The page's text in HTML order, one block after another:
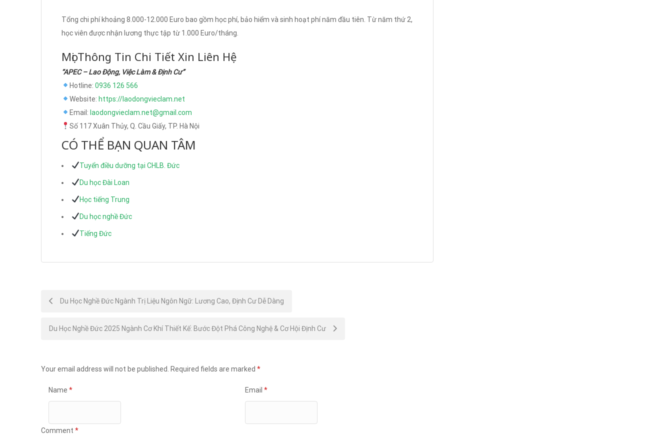
Tổng chi phí khoảng 8.000-12.000 Euro bao gồm học phí, bảo hiểm và sinh hoạt phí năm đầu tiên. Từ năm thứ 2,
học viên được nhận lương thực tập từ 1.000 Euro/tháng.
Mọi Thông Tin Chi Tiết Xin Liên Hệ
“APEC – Lao Động, Việc Làm & Định Cư”
Hotline: 0936 126 566
Website: https://laodongvieclam.net
Email: laodongvieclam.net@gmail.com
Số 117 Xuân Thủy, Q. Cầu Giấy, TP. Hà Nội
CÓ THỂ BẠN QUAN TÂM
Tuyển điều dưỡng tại CHLB. Đức
Du học Đài Loan
Học tiếng Trung
Du học nghề Đức
Tiếng Đức
Post
navigation
Du Học Nghề Đức Ngành Trị Liệu Ngôn Ngữ: Lương Cao, Định Cư Dễ Dàng
Du Học Nghề Đức 2025 Ngành Cơ Khí Thiết Kế: Bước Đột Phá Công Nghệ & Cơ Hội Định Cư
Your email address will not be published. Required fields are marked *
Name * Email *
Comment *